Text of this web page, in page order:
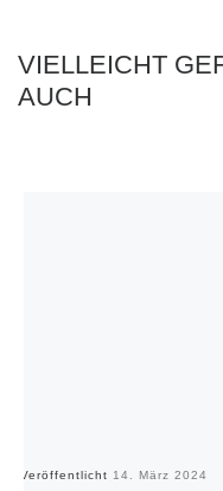
VIELLEICHT
AUCH
Veröffentlicht 14. März 2024